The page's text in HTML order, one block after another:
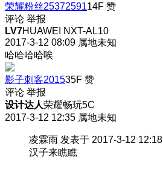
荣耀粉丝2537259114F 赞
评论 举报
LV7HUAWEI NXT-AL10
2017-3-12 08:09 属地未知
哈哈哈哈唉
影子刺客201535F 赞
评论 举报
设计达人荣耀畅玩5C
2017-3-12 12:35 属地未知
凌霖雨 发表于 2017-3-12 12:18
汉子来瞧瞧